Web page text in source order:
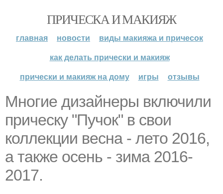
ПРИЧЕСКА И МАКИЯЖ
главная новости
виды макияжа и причесок
как делать прически и макияж
прически и макияж на дому
игры отзывы
Многие дизайнеры включили
прическу "Пучок" в свои
коллекции весна - лето 2016,
а также осень - зима 2016-
2017.